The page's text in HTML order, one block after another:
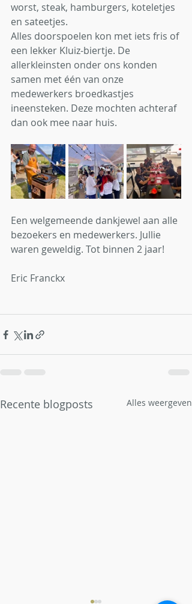
worst, steak, hamburgers, koteletjes
en sateetjes.
Alles doorspoelen kon met iets fris of
een lekker Kluiz-biertje. De
allerkleinsten onder ons konden
samen met één van onze
medewerkers broedkastjes
ineensteken. Deze mochten achteraf
dan ook mee naar huis.
Een welgemeende dankjewel aan alle
bezoekers en medewerkers. Jullie
waren geweldig. Tot binnen 2 jaar!
Eric Franckx
Recente blogposts Alles weergeven